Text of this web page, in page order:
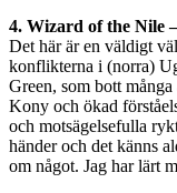
4. Wizard of the Nile
Det här är en väldigt
konflikterna i (norra)
Green, som bott
Kony och ökad
och motsägelsefulla
händer och det känns
om något. Jag har lärt